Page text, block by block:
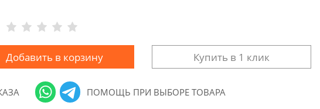
Добавить в корзину Купить в 1 клик
ПОМОЩЬ ПРИ ВЫБОРЕ ТОВАРА